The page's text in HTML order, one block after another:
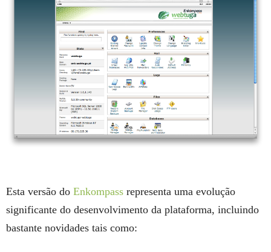
Esta versão do Enkompass representa uma evolução
significante do desenvolvimento da plataforma, incluindo
bastante novidades tais como: